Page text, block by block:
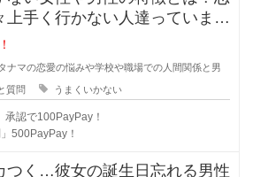
上手く行かない人達っています
問題があり異性
ナマの恋愛の悩みや学校や職場での人間関係と男
質問 うまくいかない
承認で100PayPay！
500PayPay！
く…彼女の誕生日忘れる男性